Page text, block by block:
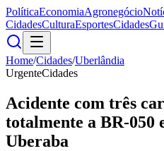
PolíticaEconomiaAgronegócio
CidadesCulturaEsportesCidades
Home/Cidades/Uberlândia
UrgenteCidades
Acidente com três
totalmente a BR-050
Uberaba